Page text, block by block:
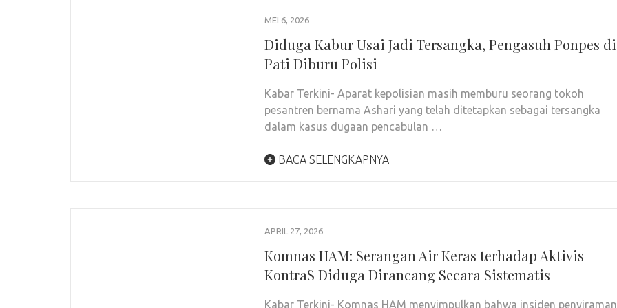
MEI 6, 2026
Diduga Kabur Usai Jadi Tersangka, Pengasuh Ponpes di
Pati Diburu Polisi
Kabar Terkini- Aparat kepolisian masih memburu seorang tokoh
pesantren bernama Ashari yang telah ditetapkan sebagai tersangka
dalam kasus dugaan pencabulan …
BACA SELENGKAPNYA
APRIL 27, 2026
Komnas HAM: Serangan Air Keras terhadap Aktivis
KontraS Diduga Dirancang Secara Sistematis
Kabar Terkini- Komnas HAM menyimpulkan bahwa insiden penyiraman